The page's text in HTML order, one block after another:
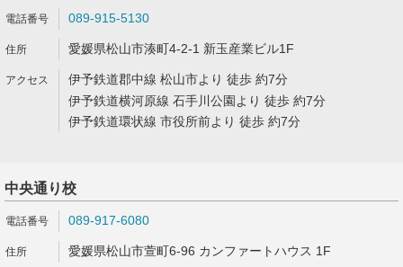
089-915-5130
愛媛県松山市湊町4-2-1 新玉産業ビル1F
伊予鉄道郡中線 松山市より 徒歩 約7分
伊予鉄道横河原線 石手川公園より 徒歩 約7分
伊予鉄道環状線 市役所前より 徒歩 約7分
中央通り校
089-917-6080
愛媛県松山市萱町6-96 カンファートハウス 1F